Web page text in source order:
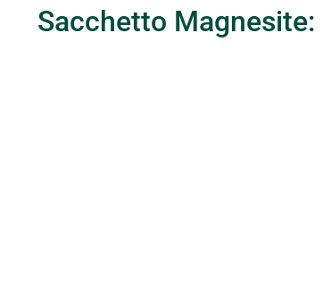
Sacchetto Magnesite: